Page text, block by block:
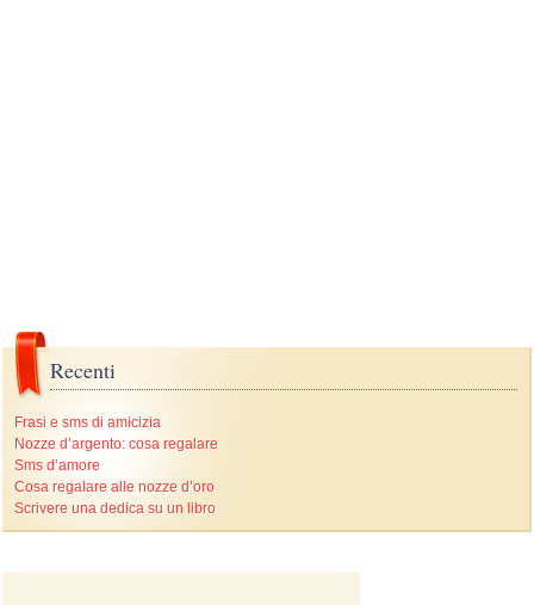
Recenti
Frasi e sms di amicizia
Nozze d’argento: cosa regalare
Sms d’amore
Cosa regalare alle nozze d’oro
Scrivere una dedica su un libro